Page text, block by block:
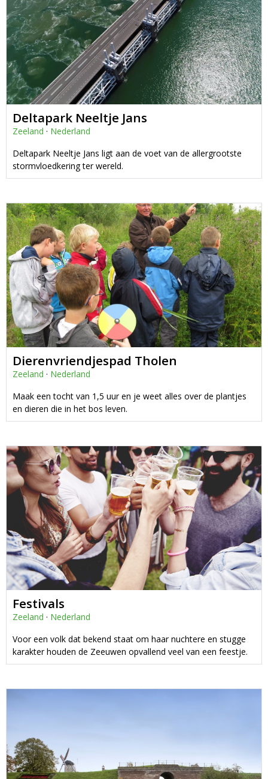
Deltapark Neeltje Jans
Zeeland · Nederland
Deltapark Neeltje Jans ligt aan de voet van de allergrootste
stormvloedkering ter wereld.
Dierenvriendjespad Tholen
Zeeland · Nederland
Maak een tocht van 1,5 uur en je weet alles over de plantjes
en dieren die in het bos leven.
Festivals
Zeeland · Nederland
Voor een volk dat bekend staat om haar nuchtere en stugge
karakter houden de Zeeuwen opvallend veel van een feestje.